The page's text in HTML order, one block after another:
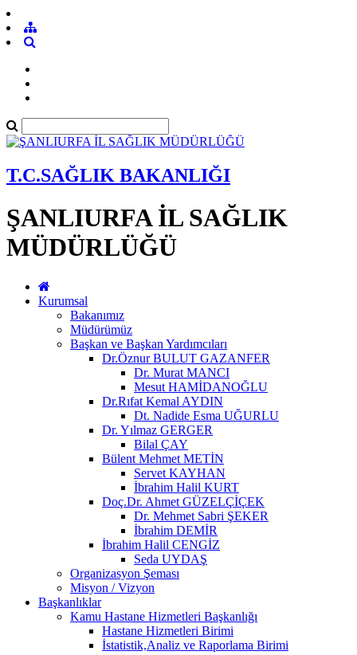
T.C.SAĞLIK BAKANLIĞI
ŞANLIURFA İL SAĞLIK
MÜDÜRLÜĞÜ
Kurumsal
Bakanımız
Müdürümüz
Başkan ve Başkan Yardımcıları
Dr.Öznur BULUT GAZANFER
Dr. Murat MANCI
Mesut HAMİDANOĞLU
Dr.Rıfat Kemal AYDIN
Dt. Nadide Esma UĞURLU
Dr. Yılmaz GERGER
Bilal ÇAY
Bülent Mehmet METİN
Servet KAYHAN
İbrahim Halil KURT
Doç.Dr. Ahmet GÜZELÇİÇEK
Dr. Mehmet Sabri ŞEKER
İbrahim DEMİR
İbrahim Halil CENGİZ
Seda UYDAŞ
Organizasyon Şeması
Misyon / Vizyon
Başkanlıklar
Kamu Hastane Hizmetleri Başkanlığı
Hastane Hizmetleri Birimi
İstatistik,Analiz ve Raporlama Birimi